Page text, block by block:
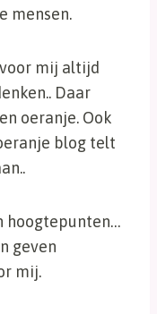
mensen.
mij altijd
Daar
oeranje. Ook
blog telt
hoogtepunten…
geven
mij.